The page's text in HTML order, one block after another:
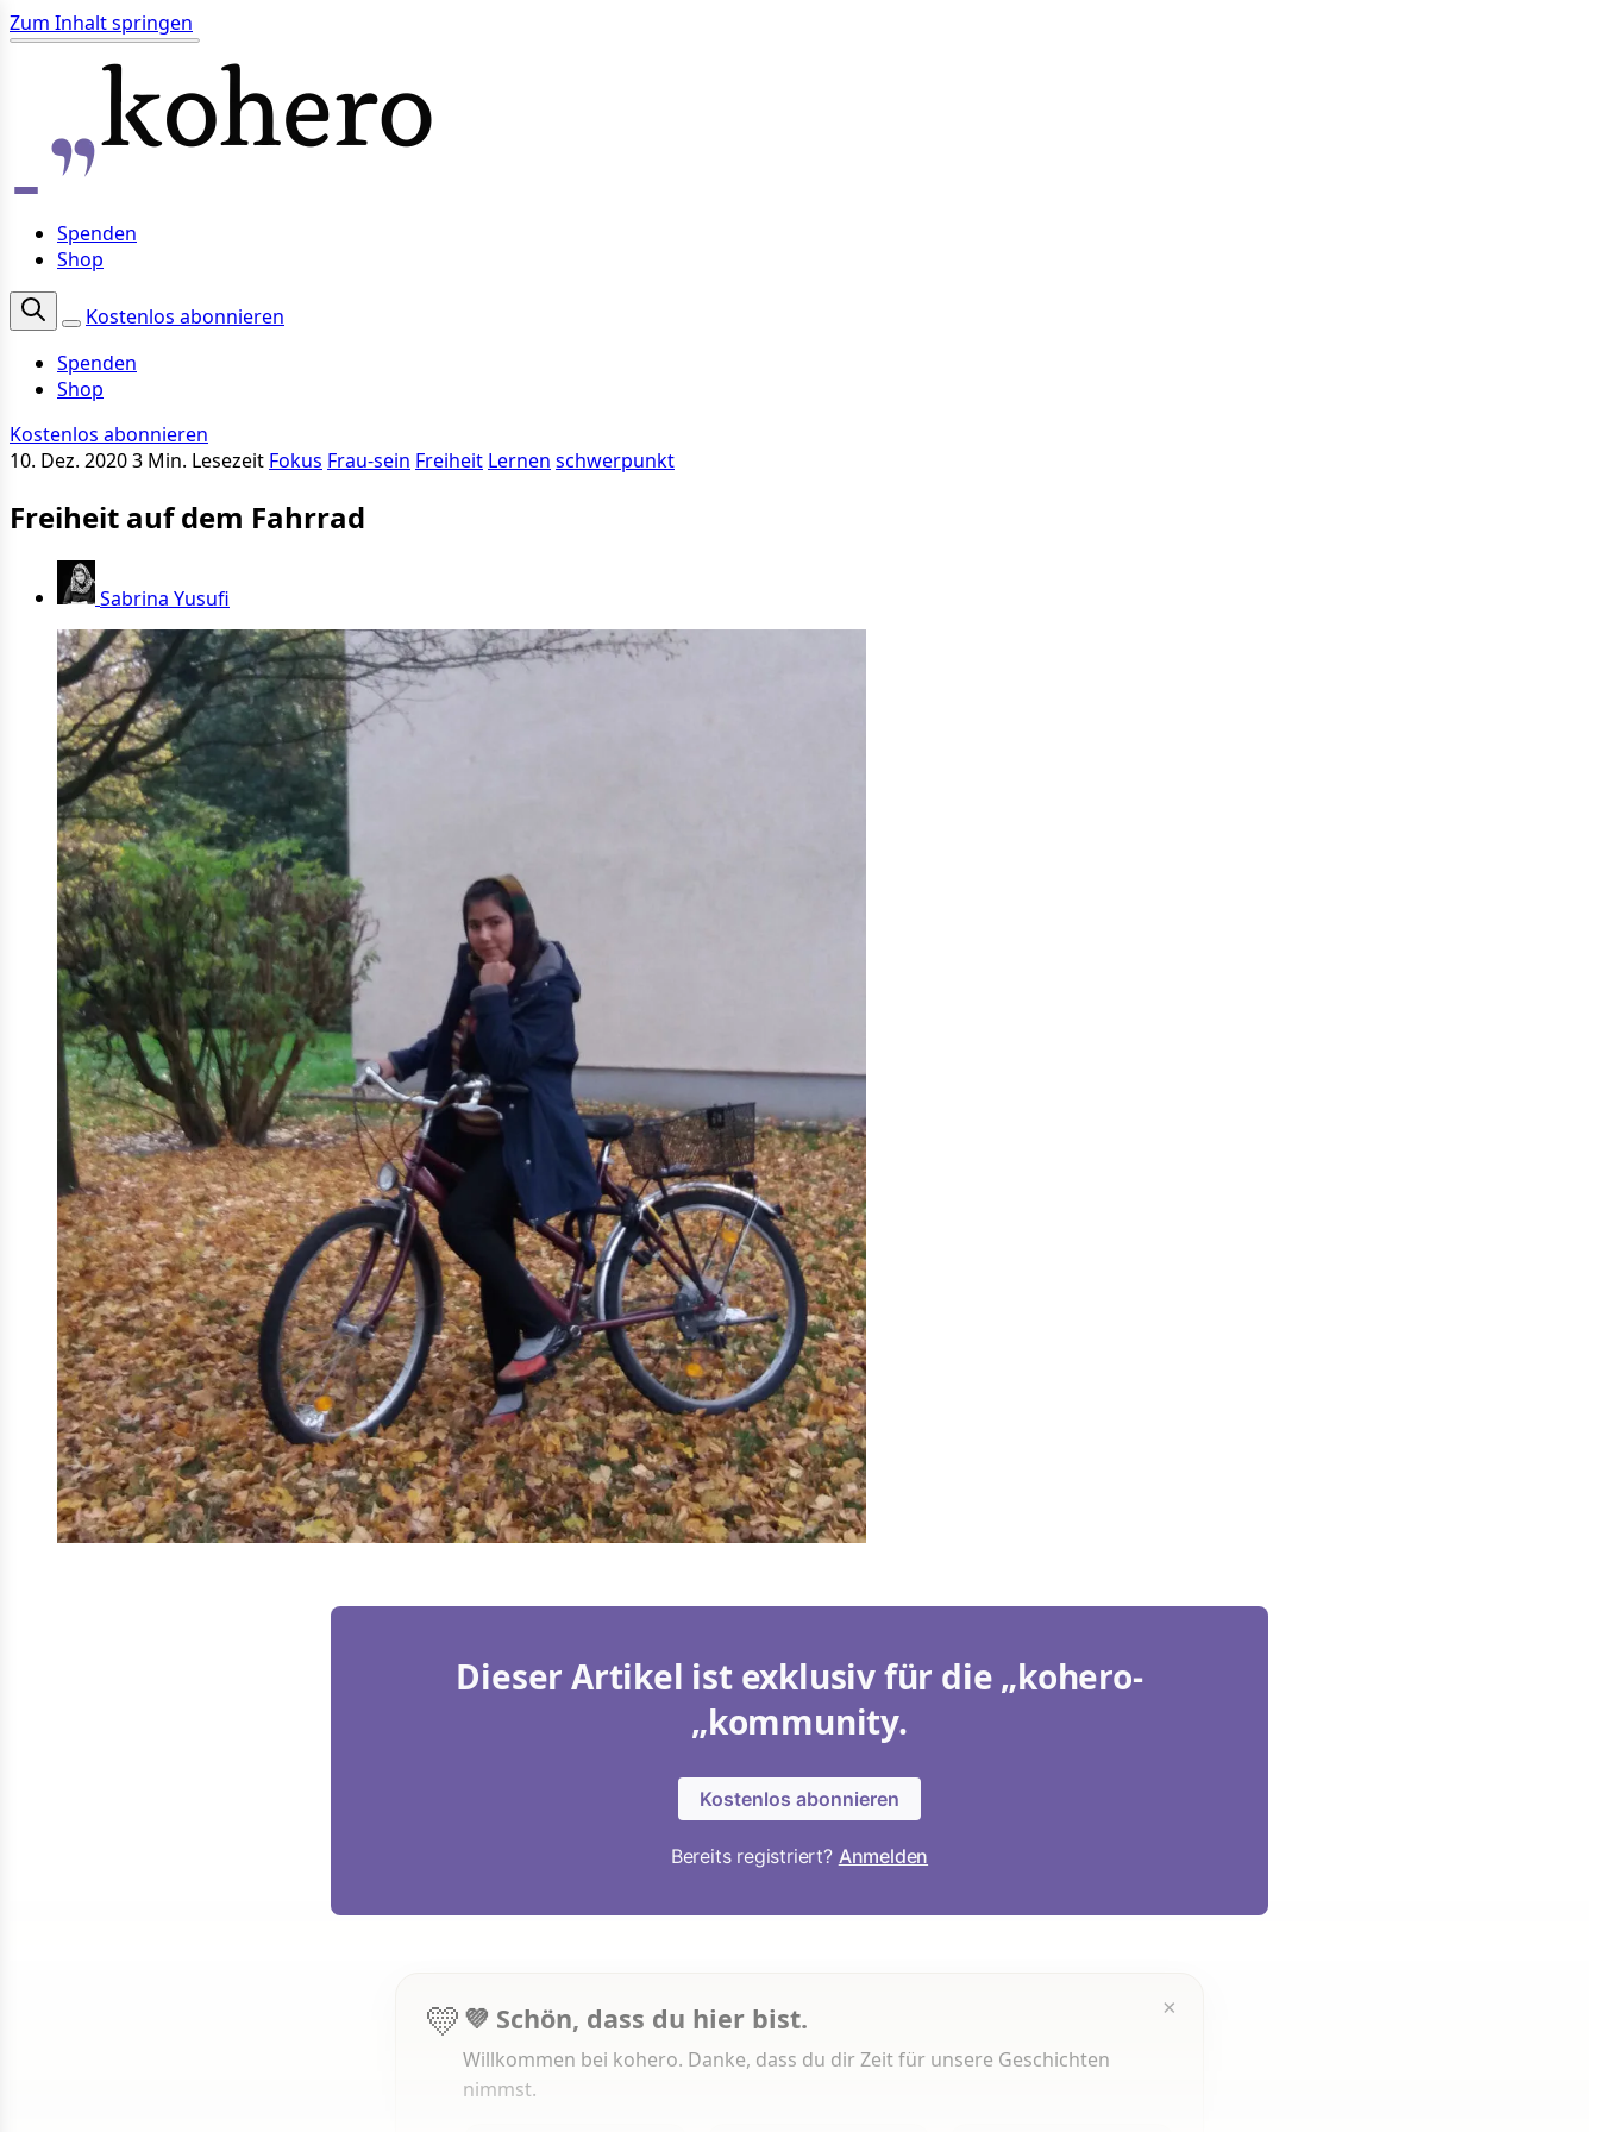
Zum Inhalt springen
Spenden
Shop
Kostenlos abonnieren
Spenden
Shop
Kostenlos abonnieren
10. Dez. 20203 Min. Lesezeit Fokus Frau-sein Freiheit Lernen schwerpunkt
Freiheit auf dem Fahrrad
Sabrina Yusufi
Dieser Artikel ist exklusiv für die „kohero-
„kommunity.
Kostenlos abonnieren
Bereits registriert? Anmelden
×
💛 💜 Schön, dass du hier bist.
Willkommen bei kohero. Danke, dass du dir Zeit für unsere Geschichten
nimmst.